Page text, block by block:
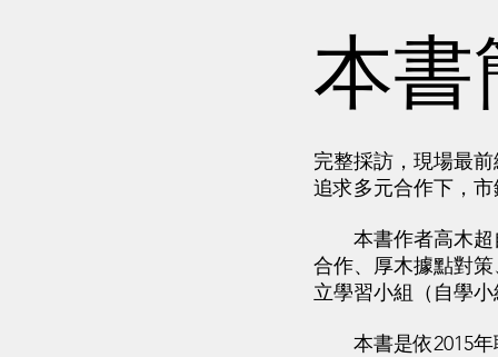
本
完整採訪，現場最
追求多元合作下，
本書作者高木超
合作、厚木據點對
立學習小組（自學
本書是依2015年